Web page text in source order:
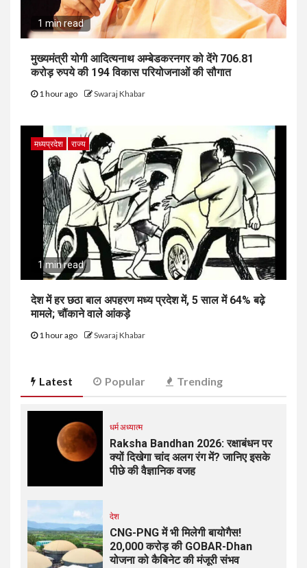
1 min read
मुख्यमंत्री योगी आदित्यनाथ अम्बेडकरनगर को देंगे 706.81
करोड़ रुपये की 194 विकास परियोजनाओं की सौगात
1 hour ago Swaraj Khabar
मध्यप्रदेश राज्य
1 min read
देश में हर छठा बाल अपहरण मध्य प्रदेश में, 5 साल में 64% बढ़े
मामले; चौंकाने वाले आंकड़े
1 hour ago Swaraj Khabar
Latest Popular Trending
धर्म अध्यात्म
Raksha Bandhan 2026: रक्षाबंधन पर
क्यों दिखेगा चांद अलग रंग में? जानिए इसके
पीछे की वैज्ञानिक वजह
देश
CNG-PNG में भी मिलेगी बायोगैस!
₹20,000 करोड़ की GOBAR-Dhan
योजना को कैबिनेट की मंजूरी संभव